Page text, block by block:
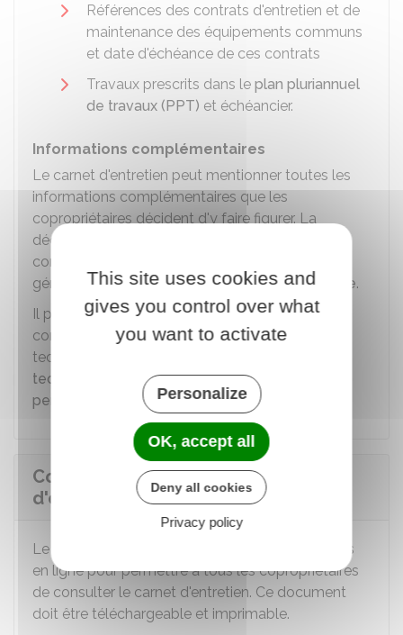
Références des contrats d'entretien et de
maintenance des équipements communs
et date d'échéance de ces contrats
Travaux prescrits dans le plan pluriannuel
de travaux (PPT) et échéancier.
Informations complémentaires
Le carnet d'entretien peut mentionner toutes les
informations complémentaires que les
copropriétaires décident d'y faire figurer. La
décision d'ajouter ces informations
complémentaires est votée en assemblée
générale des copropriétaires à lamajorité simple.
Il peut notamment s'agir d'information sur la
construction de l'immeuble ou sur les études
techniques réalisées (par exemple, le
technique global (DTG)ou lediagnostic de
performance énergétique collectif
Comment consulter le carnet
d'entretien de l'immeuble ?
Le syndic de copropriété doit proposer un accès
en ligne pour permettre à tous les copropriétaires
de consulter le carnet d'entretien. Ce document
doit être téléchargeable et imprimable.
This site uses cookies and
gives you control over what
you want to activate
Personalize
OK, accept all
Deny all cookies
Privacy policy